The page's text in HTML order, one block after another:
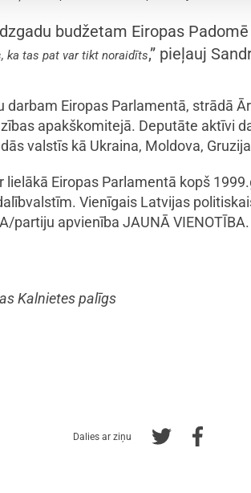
budžetam Eiropas
ka tas pat var tikt noraidīts,” pieļauj
darbam Eiropas Parlamentā, strādā
apakškomitejā. Deputāte aktīvi
valstīs kā Ukraina, Moldova,
lielākā Eiropas Parlamentā kopš
Vienīgais Latvijas
partiju apvienība JAUNĀ VIENOTĪBA.
Kalnietes palīgs
Dalies ar ziņu